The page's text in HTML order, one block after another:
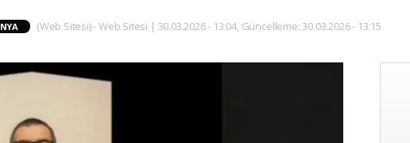
(Web Sitesi) - Web Sitesi | 30.03.2026 - 13:04, Güncelleme: 30.03.2026 - 13:15